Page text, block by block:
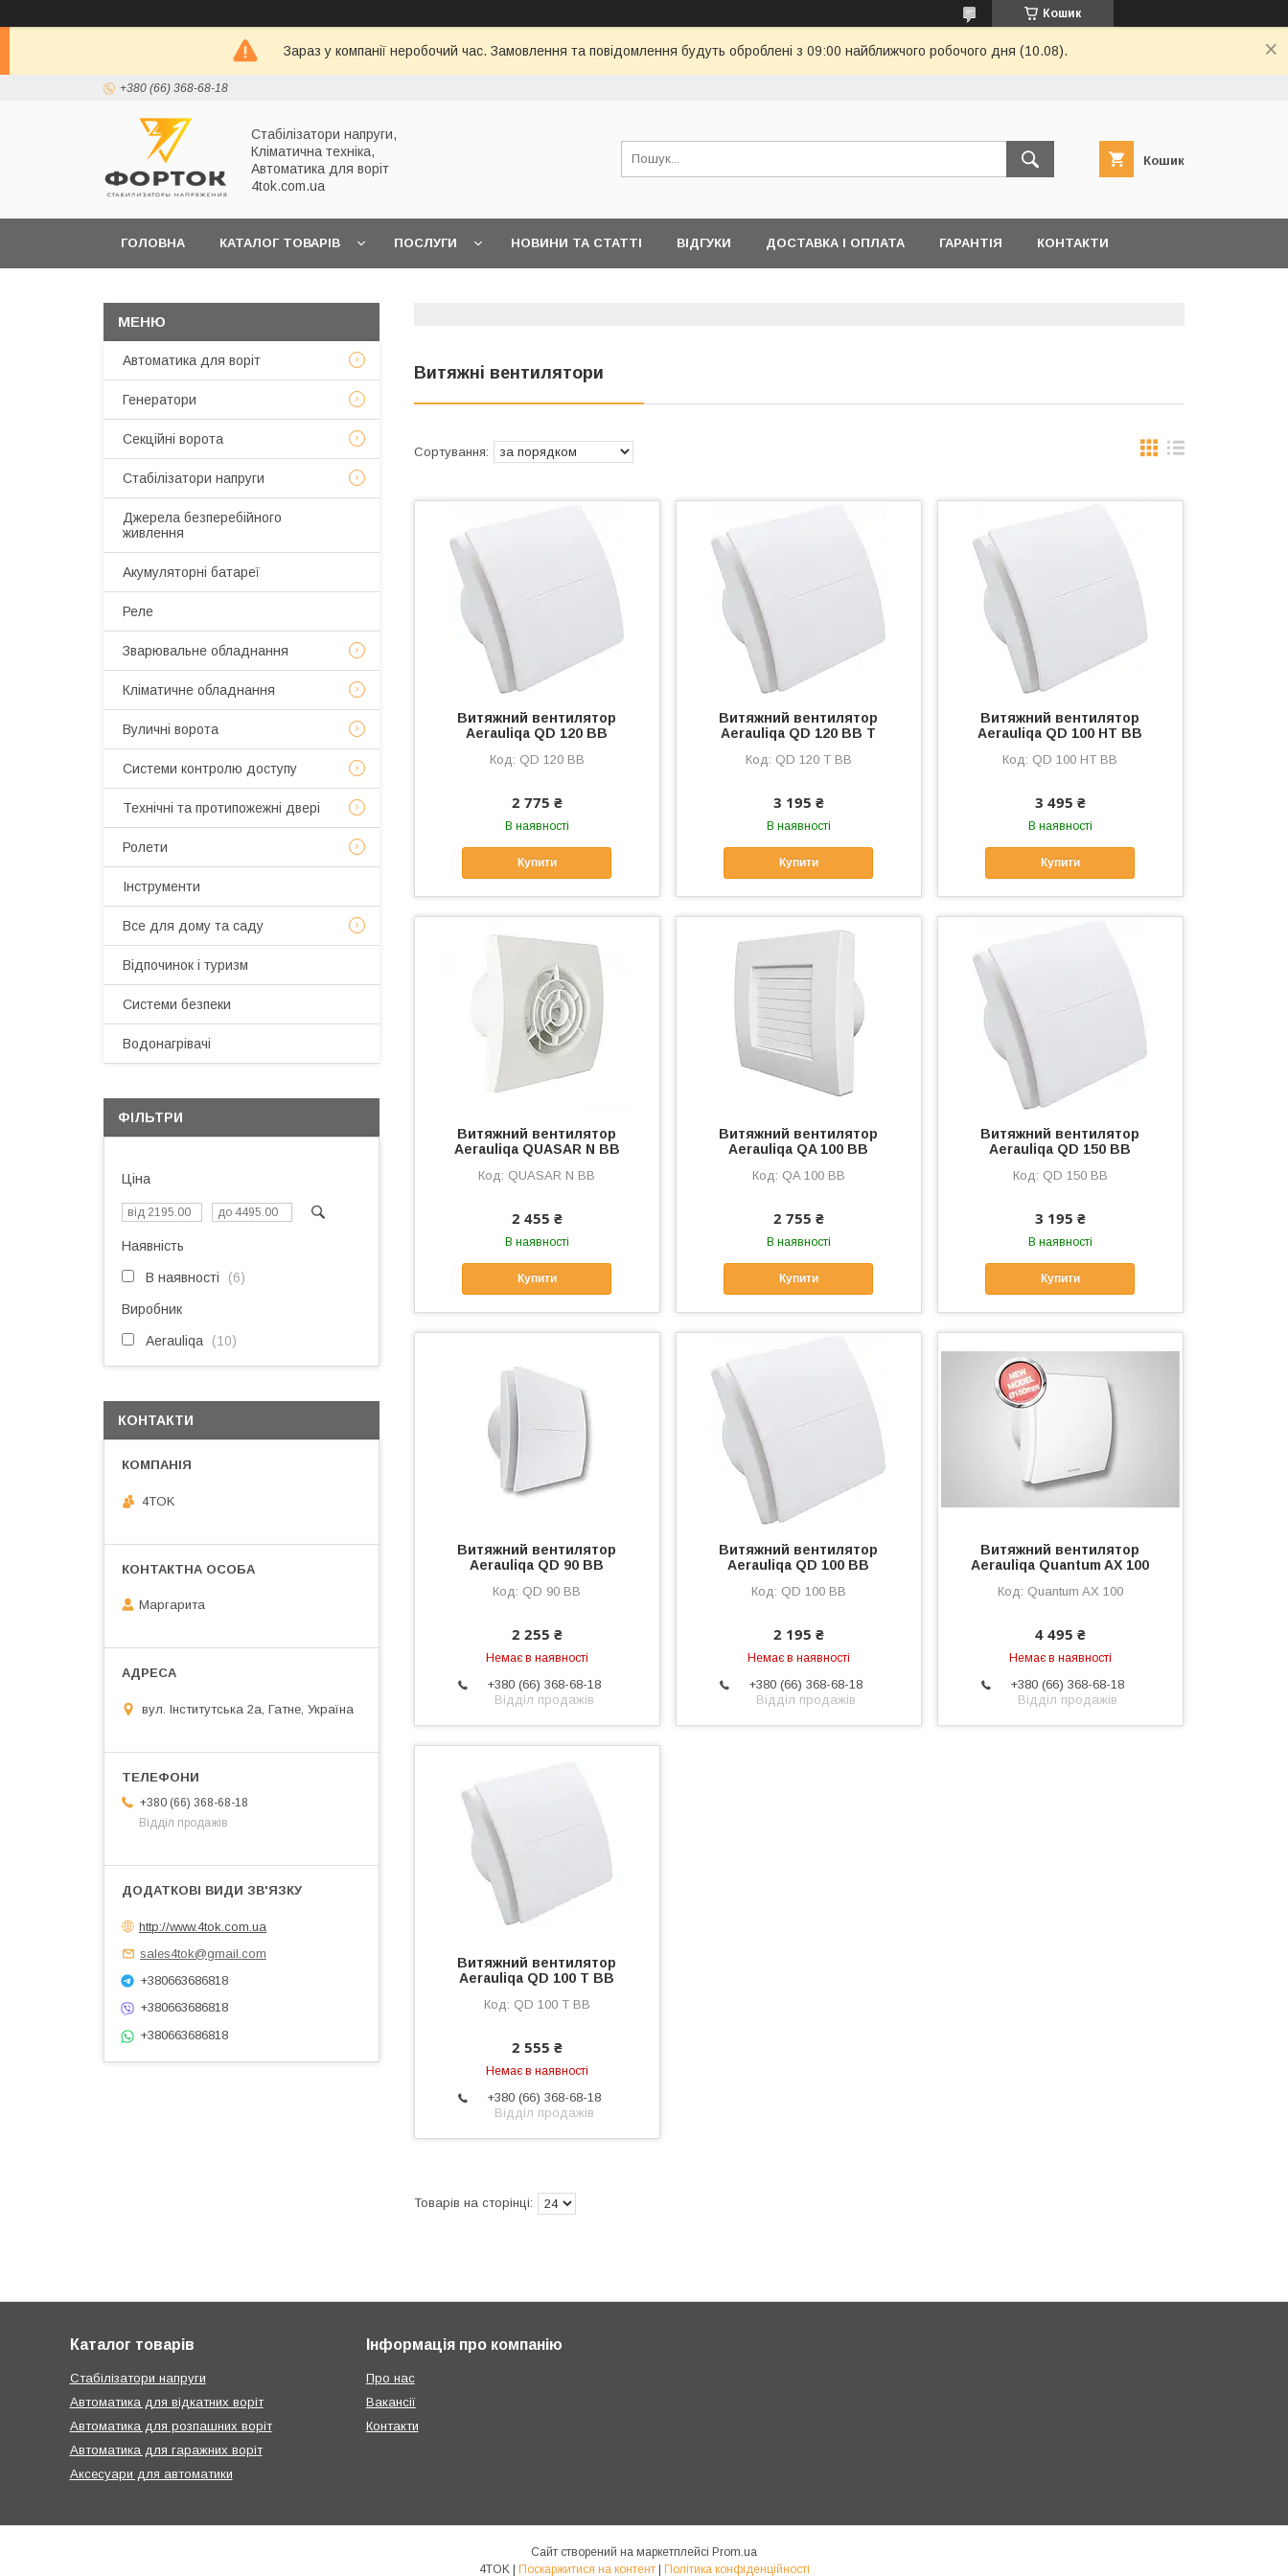
Кошик
Зараз у компанії неробочий час. Замовлення та повідомлення будуть оброблені з 09:00 найближчого робочого дня (10.08).
+380 (66) 368-68-18
Стабілізатори напруги,
Кліматична техніка,
Автоматика для воріт
4tok.com.ua
Кошик
ГОЛОВНА КАТАЛОГ ТОВАРІВ ПОСЛУГИ НОВИНИ ТА СТАТТІ ВІДГУКИ ДОСТАВКА І ОПЛАТА ГАРАНТІЯ КОНТАКТИ
Витяжні вентилятори
Витяжний вентилятор
Aerauliqa QD 120 BB
QD 120 BB
2 775 ₴
В наявності
Купити
Витяжний вентилятор
Aerauliqa QD 120 BB T
QD 120 T BB
3 195 ₴
В наявності
Купити
Витяжний вентилятор
Aerauliqa QD 100 HT BB
QD 100 HT BB
3 495 ₴
В наявності
Купити
Витяжний вентилятор
Aerauliqa QUASAR N BB
QUASAR N BB
2 455 ₴
В наявності
Купити
Витяжний вентилятор
Aerauliqa QA 100 BB
QA 100 BB
2 755 ₴
В наявності
Купити
Витяжний вентилятор
Aerauliqa QD 150 BB
QD 150 BB
3 195 ₴
В наявності
Купити
Витяжний вентилятор
Aerauliqa QD 90 BB
QD 90 BB
2 255 ₴
Немає в наявності
+380 (66) 368-68-18
Відділ продажів
Витяжний вентилятор
Aerauliqa QD 100 BB
QD 100 BB
2 195 ₴
Немає в наявності
+380 (66) 368-68-18
Відділ продажів
Витяжний вентилятор
Aerauliqa Quantum AX 100
Quantum AX 100
4 495 ₴
Немає в наявності
+380 (66) 368-68-18
Відділ продажів
Витяжний вентилятор
Aerauliqa QD 100 T BB
QD 100 T BB
2 555 ₴
Немає в наявності
+380 (66) 368-68-18
Відділ продажів
Автоматика для воріт
Генератори
Секційні ворота
Стабілізатори напруги
Джерела безперебійного
живлення
Акумуляторні батареї
Реле
Зварювальне обладнання
Кліматичне обладнання
Вуличні ворота
Системи контролю доступу
Технічні та протипожежні двері
Ролети
Інструменти
Все для дому та саду
Відпочинок і туризм
Системи безпеки
Водонагрівачі
ФІЛЬТРИ
Ціна
Наявність
В наявності 6
Виробник
Aerauliqa 10
КОНТАКТИ
4TOK
Маргарита
вул. Інститутська 2а, Гатне, Україна
+380 (66) 368-68-18
Відділ продажів
http://www.4tok.com.ua
sales4tok@gmail.com
+380663686818
+380663686818
+380663686818
Каталог товарів
Стабілізатори напруги
Автоматика для відкатних воріт
Автоматика для розпашних воріт
Автоматика для гаражних воріт
Аксесуари для автоматики
Інформація про компанію
Про нас
Вакансії
Контакти
Сайт створений на маркетплейсі Prom.ua
4TOK | Поскаржитися на контент | Політика конфіденційності